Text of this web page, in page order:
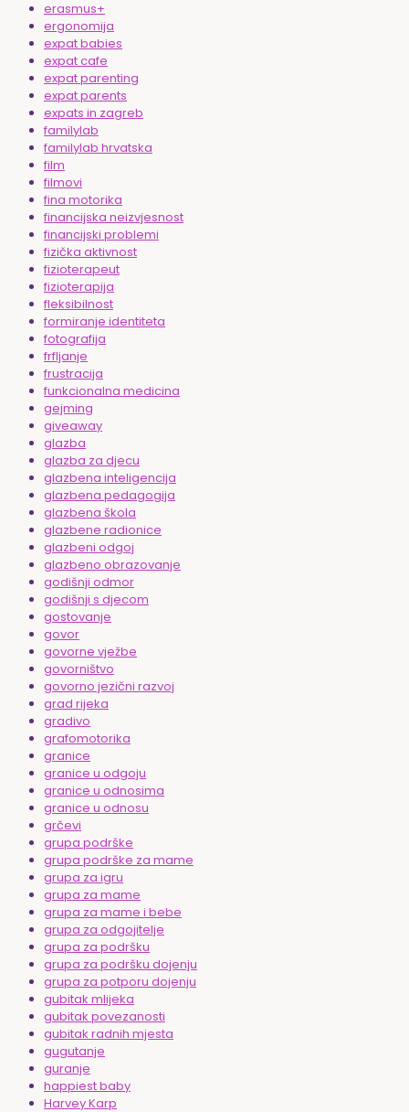
erasmus+
ergonomija
expat babies
expat cafe
expat parenting
expat parents
expats in zagreb
familylab
familylab hrvatska
film
filmovi
fina motorika
financijska neizvjesnost
financijski problemi
fizička aktivnost
fizioterapeut
fizioterapija
fleksibilnost
formiranje identiteta
fotografija
frfljanje
frustracija
funkcionalna medicina
gejming
giveaway
glazba
glazba za djecu
glazbena inteligencija
glazbena pedagogija
glazbena škola
glazbene radionice
glazbeni odgoj
glazbeno obrazovanje
godišnji odmor
godišnji s djecom
gostovanje
govor
govorne vježbe
govorništvo
govorno jezični razvoj
grad rijeka
gradivo
grafomotorika
granice
granice u odgoju
granice u odnosima
granice u odnosu
grčevi
grupa podrške
grupa podrške za mame
grupa za igru
grupa za mame
grupa za mame i bebe
grupa za odgojitelje
grupa za podršku
grupa za podršku dojenju
grupa za potporu dojenju
gubitak mlijeka
gubitak povezanosti
gubitak radnih mjesta
gugutanje
guranje
happiest baby
Harvey Karp